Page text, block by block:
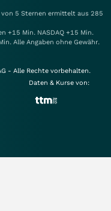
5 Sternen ermittelt aus 285
+15 Min. NASDAQ +15 Min.
Alle Angaben ohne Gewähr.
- Alle Rechte vorbehalten.
Daten & Kurse von: